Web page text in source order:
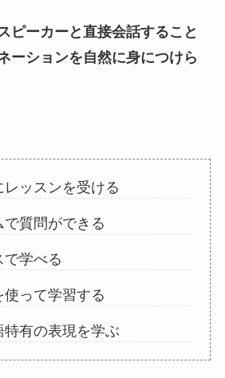
ピーカーと直接会話すること
ーションを自然に身につけら
レッスンを受ける
で質問ができる
で学べる
って学習する
特有の表現を学ぶ